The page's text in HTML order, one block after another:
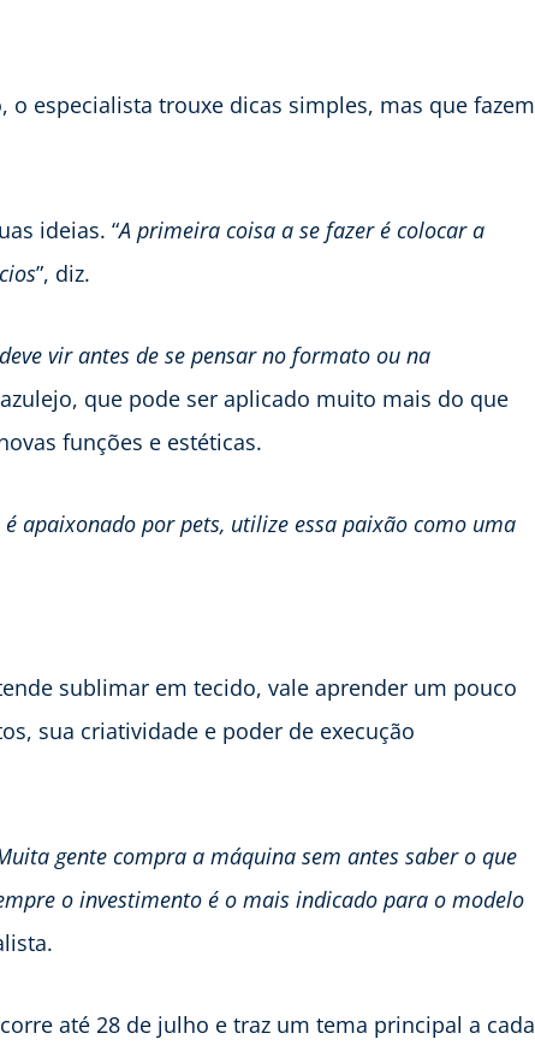
especialista trouxe dicas simples, mas que fazem
ideias. “A primeira coisa a se fazer é colocar a
”, diz.
vir antes de se pensar no formato ou na
que pode ser aplicado muito mais do que
funções e estéticas.
é apaixonado por pets, utilize essa paixão como uma
sublimar em tecido, vale aprender um pouco
sua criatividade e poder de execução
gente compra a máquina sem antes saber o que
o investimento é o mais indicado para o modelo
até 28 de julho e traz um tema principal a cada